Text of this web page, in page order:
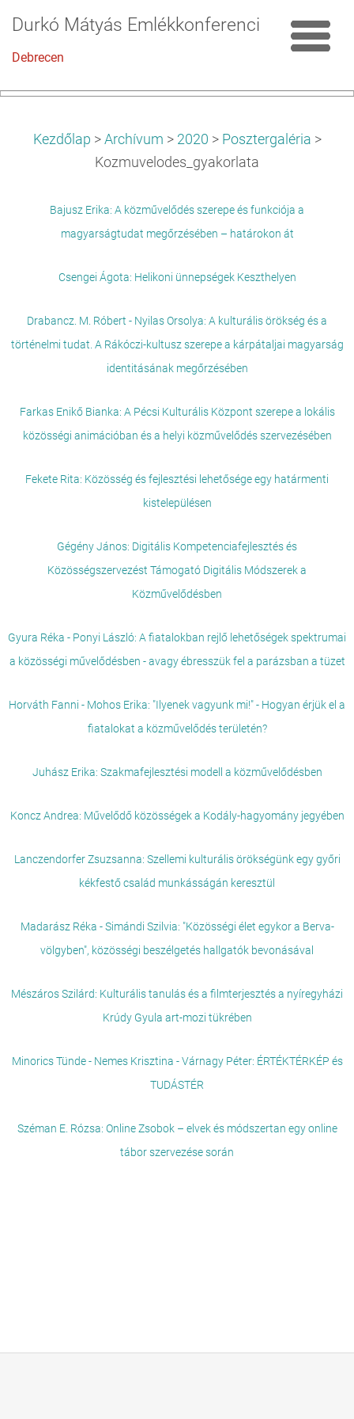
Durkó Mátyás Emlékkonferencia
Debrecen
Kezdőlap > Archívum > 2020 > Posztergaléria >
Kozmuvelodes_gyakorlata
Bajusz Erika: A közművelődés szerepe és funkciója a
magyarságtudat megőrzésében – határokon át
Csengei Ágota: Helikoni ünnepségek Keszthelyen
Drabancz. M. Róbert - Nyilas Orsolya: A kulturális örökség és a
történelmi tudat. A Rákóczi-kultusz szerepe a kárpátaljai magyarság
identitásának megőrzésében
Farkas Enikő Bianka: A Pécsi Kulturális Központ szerepe a lokális
közösségi animációban és a helyi közművelődés szervezésében
Fekete Rita: Közösség és fejlesztési lehetősége egy határmenti
kistelepülésen
Gégény János: Digitális Kompetenciafejlesztés és
Közösségszervezést Támogató Digitális Módszerek a
Közművelődésben
Gyura Réka - Ponyi László: A fiatalokban rejlő lehetőségek spektrumai
a közösségi művelődésben - avagy ébresszük fel a parázsban a tüzet
Horváth Fanni - Mohos Erika: "Ilyenek vagyunk mi!" - Hogyan érjük el a
fiatalokat a közművelődés területén?
Juhász Erika: Szakmafejlesztési modell a közművelődésben
Koncz Andrea: Művelődő közösségek a Kodály-hagyomány jegyében
Lanczendorfer Zsuzsanna: Szellemi kulturális örökségünk egy győri
kékfestő család munkásságán keresztül
Madarász Réka - Simándi Szilvia: "Közösségi élet egykor a Berva-
völgyben", közösségi beszélgetés hallgatók bevonásával
Mészáros Szilárd: Kulturális tanulás és a filmterjesztés a nyíregyházi
Krúdy Gyula art-mozi tükrében
Minorics Tünde - Nemes Krisztina - Várnagy Péter: ÉRTÉKTÉRKÉP és
TUDÁSTÉR
Széman E. Rózsa: Online Zsobok – elvek és módszertan egy online
tábor szervezése során